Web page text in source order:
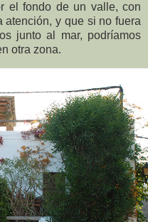
el fondo de un valle, con
atención, y que si no fuera
junto al mar, podríamos
otra zona.